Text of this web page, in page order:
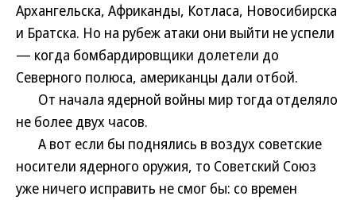
Архангельска, Африканды, Котласа, Новосибирска
и Братска. Но на рубеж атаки они выйти не успели
— когда бомбардировщики долетели до
Северного полюса, американцы дали отбой.
От начала ядерной войны мир тогда отделяло
не более двух часов.
А вот если бы поднялись в воздух советские
носители ядерного оружия, то Советский Союз
уже ничего исправить не смог бы: со времен